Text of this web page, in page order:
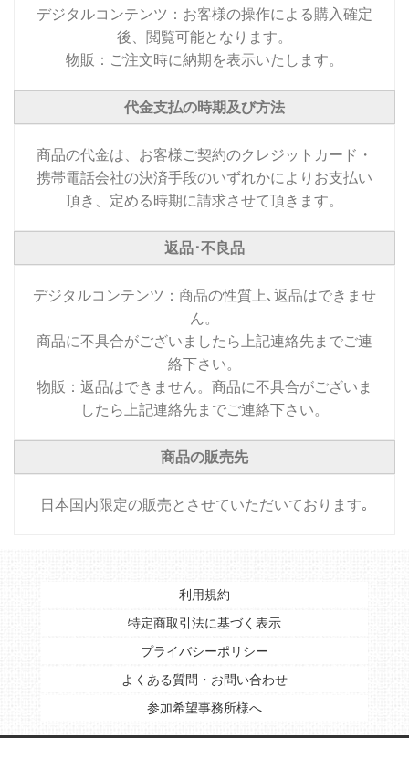
デジタルコンテンツ：お客様の操作による購入確定
後、閲覧可能となります。
物販：ご注文時に納期を表示いたします。
代金支払の時期及び方法
商品の代金は、お客様ご契約のクレジットカード・
携帯電話会社の決済手段のいずれかによりお支払い
頂き、定める時期に請求させて頂きます。
返品･不良品
デジタルコンテンツ：商品の性質上､返品はできませ
ん。
商品に不具合がございましたら上記連絡先までご連
絡下さい。
物販：返品はできません。商品に不具合がございま
したら上記連絡先までご連絡下さい。
商品の販売先
日本国内限定の販売とさせていただいております｡
利用規約
特定商取引法に基づく表示
プライバシーポリシー
よくある質問・お問い合わせ
参加希望事務所様へ